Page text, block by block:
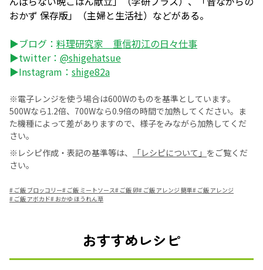
おかず 保存版」（主婦と生活社）などがある。
▶ブログ： 料理研究家 重信初江の日々仕事
▶twitter： @shigehatsue
▶Instagram： shige82a
※電子レンジを使う場合は600Wのものを基準としています。
500Wなら1.2倍、700Wなら0.9倍の時間で加熱してください。ま
た機種によって差がありますので、様子をみながら加熱してくだ
さい。
※レシピ作成・表記の基準等は、
「レシピについて」 をご覧くだ
さい。
# ご飯 ブロッコリー# ご飯 ミートソース# ご飯 卵# ご飯 アレンジ 簡単# ご飯 アレンジ
# ご飯 アボカド# おかゆ ほうれん草
おすすめレシピ